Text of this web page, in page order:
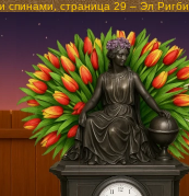
спинами, страница 29 – Эл Ригби